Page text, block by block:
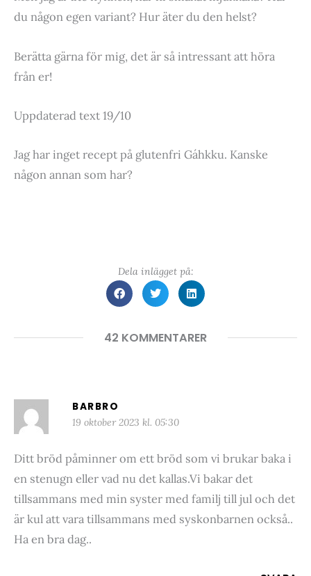
du någon egen variant? Hur äter du den helst?
Berätta gärna för mig, det är så intressant att höra
från er!
Uppdaterad text 19/10
Jag har inget recept på glutenfri Gáhkku. Kanske
någon annan som har?
Dela inlägget på:
42 KOMMENTARER
BARBRO
19 oktober 2023 kl. 05:30
Ditt bröd påminner om ett bröd som vi brukar baka i
en stenugn eller vad nu det kallas.Vi bakar det
tillsammans med min syster med familj till jul och det
är kul att vara tillsammans med syskonbarnen också..
Ha en bra dag..